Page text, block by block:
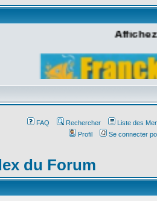
FAQ Rechercher
Liste des
Profil
Se connecter
du Forum